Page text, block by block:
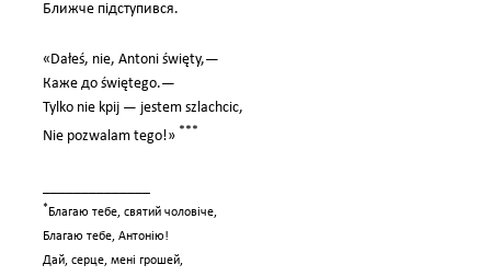
Ближче підступився.
«Dałeś, nie, Antoni święty,—
Каже до świętego.—
Tylko nie kpij — jestem szlachcic,
Nie pozwalam tego!» ***
* Благаю тебе, святий чоловіче,
Благаю тебе, Антонію!
Дай, серце, мені грошей,